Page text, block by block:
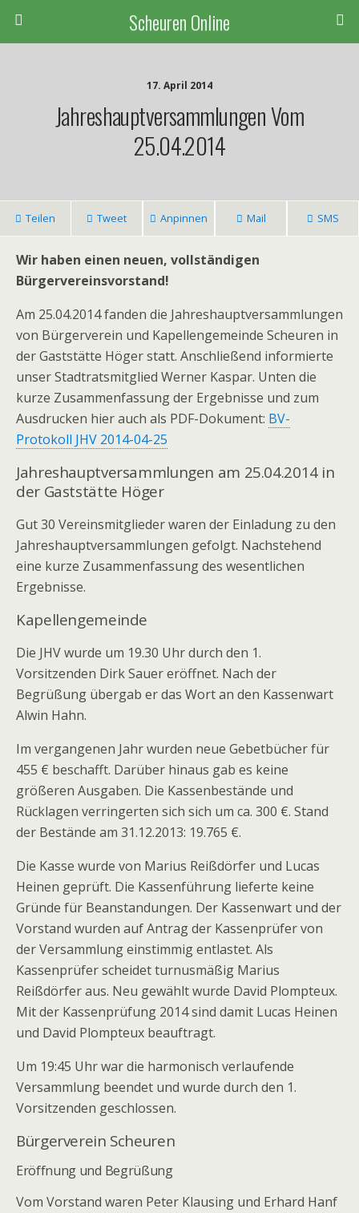
Scheuren Online
17. April 2014
Jahreshauptversammlungen Vom
25.04.2014
Teilen Tweet Anpinnen Mail SMS
Wir haben einen neuen, vollständigen
Bürgervereinsvorstand!
Am 25.04.2014 fanden die Jahreshauptversammlungen
von Bürgerverein und Kapellengemeinde Scheuren in
der Gaststätte Höger statt. Anschließend informierte
unser Stadtratsmitglied Werner Kaspar. Unten die
kurze Zusammenfassung der Ergebnisse und zum
Ausdrucken hier auch als PDF-Dokument: BV-
Protokoll JHV 2014-04-25
Jahreshauptversammlungen am 25.04.2014 in
der Gaststätte Höger
Gut 30 Vereinsmitglieder waren der Einladung zu den
Jahreshauptversammlungen gefolgt. Nachstehend
eine kurze Zusammenfassung des wesentlichen
Ergebnisse.
Kapellengemeinde
Die JHV wurde um 19.30 Uhr durch den 1.
Vorsitzenden Dirk Sauer eröffnet. Nach der
Begrüßung übergab er das Wort an den Kassenwart
Alwin Hahn.
Im vergangenen Jahr wurden neue Gebetbücher für
455 € beschafft. Darüber hinaus gab es keine
größeren Ausgaben. Die Kassenbestände und
Rücklagen verringerten sich sich um ca. 300 €. Stand
der Bestände am 31.12.2013: 19.765 €.
Die Kasse wurde von Marius Reißdörfer und Lucas
Heinen geprüft. Die Kassenführung lieferte keine
Gründe für Beanstandungen. Der Kassenwart und der
Vorstand wurden auf Antrag der Kassenprüfer von
der Versammlung einstimmig entlastet. Als
Kassenprüfer scheidet turnusmäßig Marius
Reißdörfer aus. Neu gewählt wurde David Plompteux.
Mit der Kassenprüfung 2014 sind damit Lucas Heinen
und David Plompteux beauftragt.
Um 19:45 Uhr war die harmonisch verlaufende
Versammlung beendet und wurde durch den 1.
Vorsitzenden geschlossen.
Bürgerverein Scheuren
Eröffnung und Begrüßung
Vom Vorstand waren Peter Klausing und Erhard Hanf